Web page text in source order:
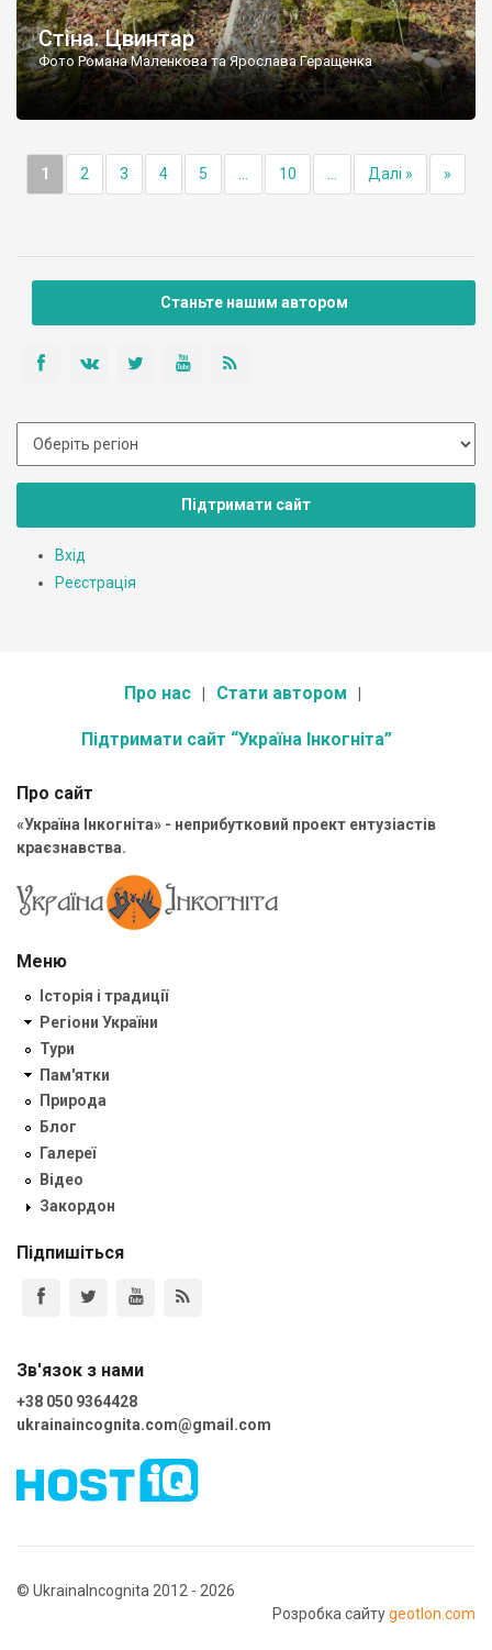
Стіна. Цвинтар
Фото Романа Маленкова та Ярослава Геращенка
1 2 3 4 5 10 Далі » »
Станьте нашим автором
Підтримати сайт
Вхід
Реєстрація
Про нас Стати автором
Підтримати сайт “Україна Інкогніта”
Про сайт
«Україна Інкогніта» - неприбутковий проект ентузіастів
краєзнавства.
Меню
Історія і традиції
Регіони України
Тури
Пам'ятки
Природа
Блог
Галереї
Відео
Закордон
Підпишіться
Зв'язок з нами
+38 050 9364428
ukrainaincognita.com@gmail.com
© UkrainaIncognita 2012 - 2026
Розробка сайтуgeotlon.com